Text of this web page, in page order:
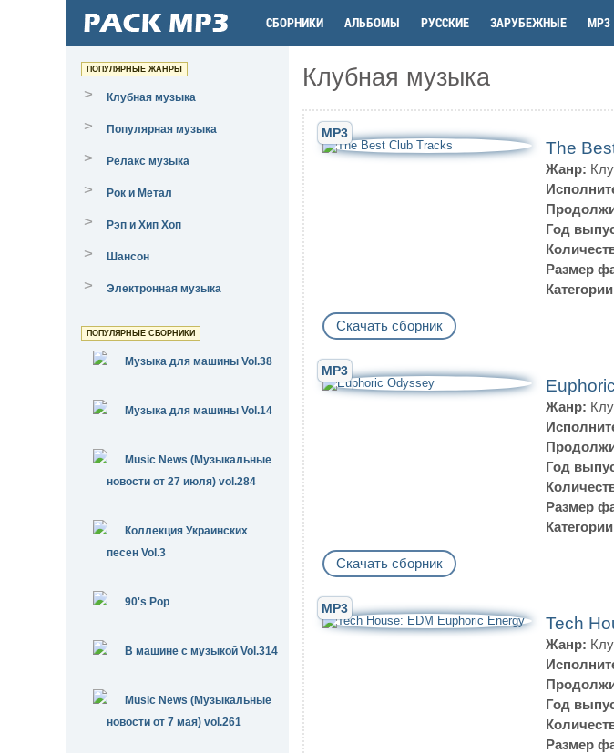
СБОРНИКИ АЛЬБОМЫ РУССКИЕ ЗАРУБЕЖНЫЕ MP3
Клубная музыка
MP3
The
Жанр:
Год
Размер
Скачать сборник
MP3
Жанр:
Год
Размер
Скачать сборник
MP3
Tech
Жанр:
Год
Размер
ПОПУЛЯРНЫЕ ЖАНРЫ
> Клубная музыка
> Популярная музыка
> Релакс музыка
> Рок и Метал
> Рэп и Хип Хоп
> Шансон
> Электронная музыка
ПОПУЛЯРНЫЕ СБОРНИКИ
Музыка для машины Vol.38
Музыка для машины Vol.14
Music News (Музыкальные
новости от 27 июля) vol.284
Коллекция Украинских
песен Vol.3
90's Pop
В машине с музыкой Vol.314
Music News (Музыкальные
новости от 7 мая) vol.261